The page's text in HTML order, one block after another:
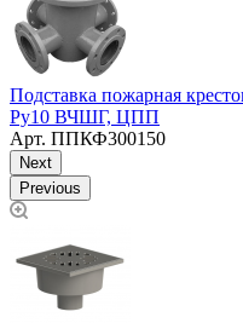
Подставка пожарная
Ру10 ВЧШГ, ЦПП
Арт. ППКФ300150
Next
Previous